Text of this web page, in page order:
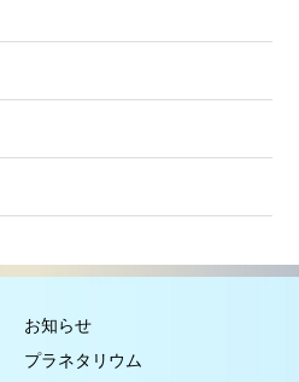
お知らせ
プラネタリウム